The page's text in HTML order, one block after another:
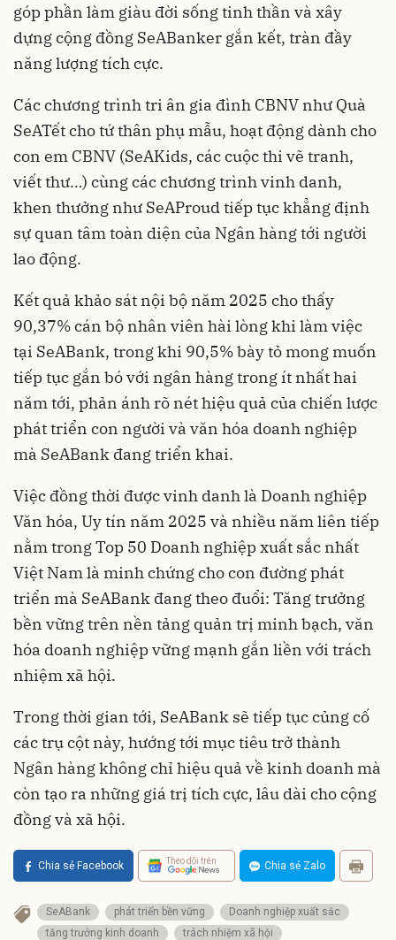
góp phần làm giàu đời sống tinh thần và xây
dựng cộng đồng SeABanker gắn kết, tràn đầy
năng lượng tích cực.
Các chương trình tri ân gia đình CBNV như Quà
SeATết cho tứ thân phụ mẫu, hoạt động dành cho
con em CBNV (SeAKids, các cuộc thi vẽ tranh,
viết thư…) cùng các chương trình vinh danh,
khen thưởng như SeAProud tiếp tục khẳng định
sự quan tâm toàn diện của Ngân hàng tới người
lao động.
Kết quả khảo sát nội bộ năm 2025 cho thấy
90,37% cán bộ nhân viên hài lòng khi làm việc
tại SeABank, trong khi 90,5% bày tỏ mong muốn
tiếp tục gắn bó với ngân hàng trong ít nhất hai
năm tới, phản ánh rõ nét hiệu quả của chiến lược
phát triển con người và văn hóa doanh nghiệp
mà SeABank đang triển khai.
Việc đồng thời được vinh danh là Doanh nghiệp
Văn hóa, Uy tín năm 2025 và nhiều năm liên tiếp
nằm trong Top 50 Doanh nghiệp xuất sắc nhất
Việt Nam là minh chứng cho con đường phát
triển mà SeABank đang theo đuổi: Tăng trưởng
bền vững trên nền tảng quản trị minh bạch, văn
hóa doanh nghiệp vững mạnh gắn liền với trách
nhiệm xã hội.
Trong thời gian tới, SeABank sẽ tiếp tục củng cố
các trụ cột này, hướng tới mục tiêu trở thành
Ngân hàng không chỉ hiệu quả về kinh doanh mà
còn tạo ra những giá trị tích cực, lâu dài cho cộng
đồng và xã hội.
Chia sẻ Facebook Theo dõi trên Chia sẻ Zalo
SeABank phát triển bền vững
Doanh nghiệp xuất sắc
tăng trưởng kinh doanh
trách nhiệm xã hội